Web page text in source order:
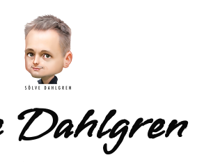
Dahlgren